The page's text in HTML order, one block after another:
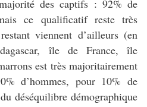
des captifs : 92% de
ce qualificatif reste très
viennent d’ailleurs (en
île de France, île
est très majoritairement
d’hommes, pour 10% de
déséquilibre démographique